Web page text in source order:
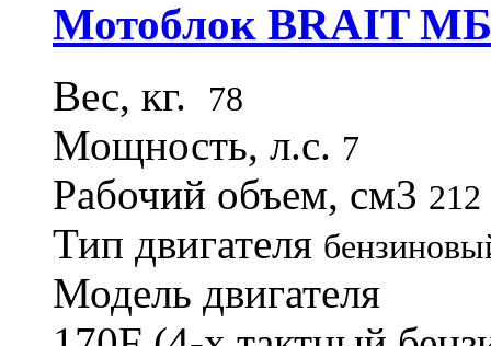
Мотоблок BRAIT
Вес, кг. 78
Мощность, л.с. 7
Рабочий объем, см3 212
Тип двигателя
Модель двигателя